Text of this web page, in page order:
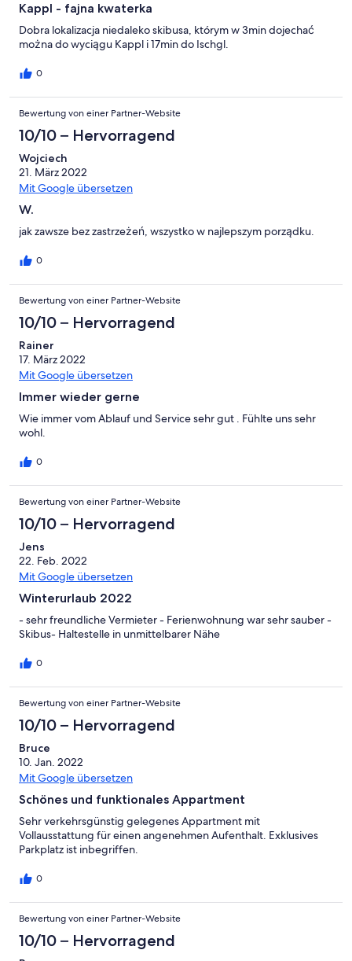
Kappl - fajna kwaterka
Dobra lokalizacja niedaleko skibusa, którym w 3min dojechać
można do wyciągu Kappl i 17min do Ischgl.
0
Bewertung von einer Partner-Website
10/10 – Hervorragend
Wojciech
21. März 2022
Mit Google übersetzen
W.
jak zawsze bez zastrzeżeń, wszystko w najlepszym porządku.
0
Bewertung von einer Partner-Website
10/10 – Hervorragend
Rainer
17. März 2022
Mit Google übersetzen
Immer wieder gerne
Wie immer vom Ablauf und Service sehr gut . Fühlte uns sehr
wohl.
0
Bewertung von einer Partner-Website
10/10 – Hervorragend
Jens
22. Feb. 2022
Mit Google übersetzen
Winterurlaub 2022
- sehr freundliche Vermieter - Ferienwohnung war sehr sauber -
Skibus- Haltestelle in unmittelbarer Nähe
0
Bewertung von einer Partner-Website
10/10 – Hervorragend
Bruce
10. Jan. 2022
Mit Google übersetzen
Schönes und funktionales Appartment
Sehr verkehrsgünstig gelegenes Appartment mit
Vollausstattung für einen angenehmen Aufenthalt. Exklusives
Parkplatz ist inbegriffen.
0
Bewertung von einer Partner-Website
10/10 – Hervorragend